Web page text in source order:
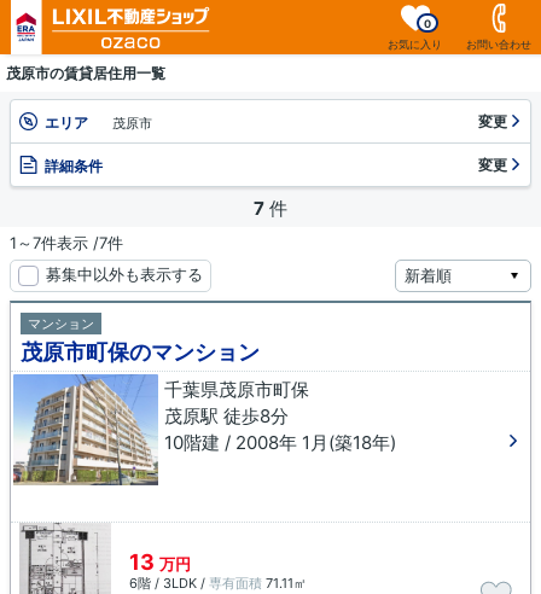
お気に入り
0
お問い合わせ
茂原市の賃貸居住用一覧
エリア 茂原市 変更
詳細条件 変更
7 件
1～7件表示 /7件
募集中以外も表示する
マンション
茂原市町保のマンション
千葉県茂原市町保
茂原駅 徒歩8分
10階建 / 2008年 1月(築18年)
13 万円
6階 / 3LDK / 専有面積 71.11㎡